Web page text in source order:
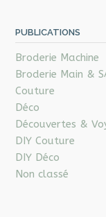
PUBLICATIONS
Broderie Machine
Broderie Main &
Couture
Déco
Découvertes &
DIY Couture
DIY Déco
Non classé